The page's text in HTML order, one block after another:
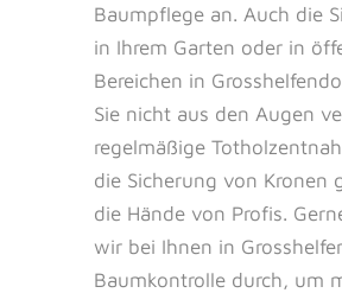
Baumpflege an. Auch die
in Ihrem Garten oder in
Bereichen in
Sie nicht aus den Augen
regelmäßige
die Sicherung von Kronen
die Hände von Profis.
wir bei Ihnen in
Baumkontrolle durch, um